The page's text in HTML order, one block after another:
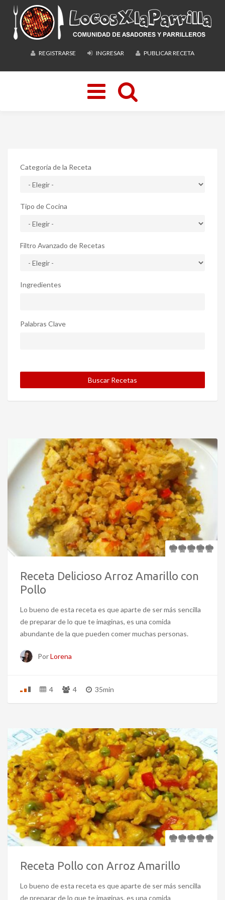
REGISTRARSE INGRESAR PUBLICAR RECETA
Toggle
navigation
Categoría de la Receta
Tipo de Cocina
Filtro Avanzado de Recetas
Ingredientes
Palabras Clave
Buscar Recetas
Receta Delicioso Arroz Amarillo con
Pollo
Lo bueno de esta receta es que aparte de ser más sencilla
de preparar de lo que te imaginas, es una comida
abundante de la que pueden comer muchas personas.
PorLorena
4 4 35min
Receta Pollo con Arroz Amarillo
Lo bueno de esta receta es que aparte de ser más sencilla
de preparar de lo que te imaginas, es una comida